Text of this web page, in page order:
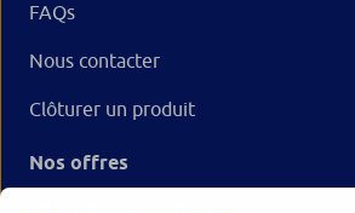
FAQs
Nous contacter
Clôturer un produit
Nos offres